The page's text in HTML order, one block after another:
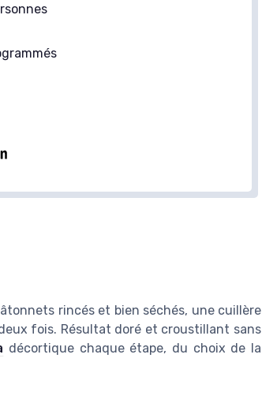
rincés et bien séchés, une cuillère
fois. Résultat doré et croustillant sans
décortique chaque étape, du choix de la